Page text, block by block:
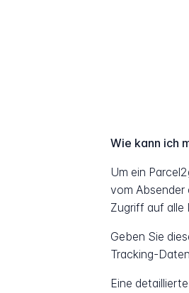
Wie kann ich
Um ein
vom Absender
Zugriff auf alle
Geben Sie
Tracking-
Eine